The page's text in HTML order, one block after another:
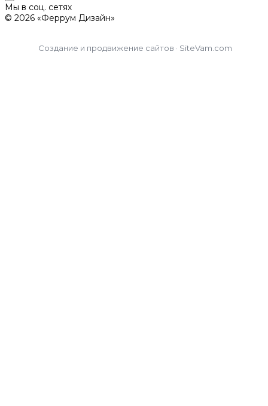
Мы в соц. сетях
© 2026 «Феррум Дизайн»
Создание и продвижение сайтов · SiteVam.com